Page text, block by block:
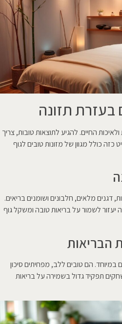
בעזרת תזונה
החיים. להגיע לתוצאות טובות, צריך
כזה כולל מגוון של מזונות טובים לגוף
דגנים מלאים, חלבונים ושומנים בריאים.
יעזור לשמור על בריאות טובה ומשקל גוף
הבריאות
במיוחד. הם טובים ללב, מפחיתים סיכון
תפקיד גדול בשמירה על בריאות